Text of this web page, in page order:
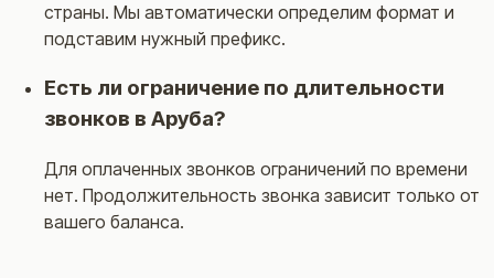
страны. Мы автоматически определим формат и
подставим нужный префикс.
Есть ли ограничение по длительности
звонков в Аруба?
Для оплаченных звонков ограничений по времени
нет. Продолжительность звонка зависит только от
вашего баланса.